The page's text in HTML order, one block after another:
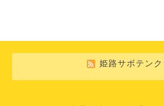
姫路サボテン